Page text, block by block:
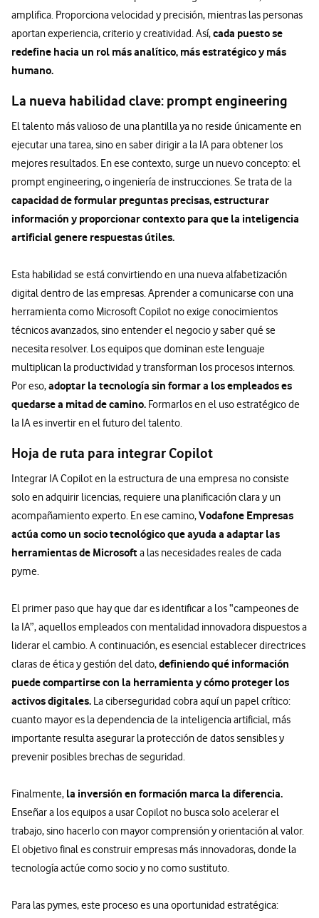
amplifica. Proporciona velocidad y precisión, mientras las personas
aportan experiencia, criterio y creatividad. Así,cada puesto se
redefine hacia un rol más analítico, más estratégico y más
humano.
La nueva habilidad clave: prompt engineering
El talento más valioso de una plantilla ya no reside únicamente en
ejecutar una tarea, sino en saber dirigir a la IA para obtener los
mejores resultados. En ese contexto, surge un nuevo concepto: el
prompt engineering, o ingeniería de instrucciones. Se trata de la
capacidad de formular preguntas precisas, estructurar
información y proporcionar contexto para que la inteligencia
artificial genere respuestas útiles.
Esta habilidad se está convirtiendo en una nueva alfabetización
digital dentro de las empresas. Aprender a comunicarse con una
herramienta como Microsoft Copilot no exige conocimientos
técnicos avanzados, sino entender el negocio y saber qué se
necesita resolver. Los equipos que dominan este lenguaje
multiplican la productividad y transforman los procesos internos.
Por eso,adoptar la tecnología sin formar a los empleados es
quedarse a mitad de camino. Formarlos en el uso estratégico de
la IA es invertir en el futuro del talento.
Hoja de ruta para integrar Copilot
Integrar IA Copilot en la estructura de una empresa no consiste
solo en adquirir licencias, requiere una planificación clara y un
acompañamiento experto. En ese camino,Vodafone Empresas
actúa como un socio tecnológico que ayuda a adaptar las
herramientas de Microsofta las necesidades reales de cada
pyme.
El primer paso que hay que dar es identificar a los “campeones de
la IA”, aquellos empleados con mentalidad innovadora dispuestos a
liderar el cambio. A continuación, es esencial establecer directrices
claras de ética y gestión del dato,definiendo qué información
puede compartirse con la herramienta y cómo proteger los
activos digitales. La ciberseguridad cobra aquí un papel crítico:
cuanto mayor es la dependencia de la inteligencia artificial, más
importante resulta asegurar la protección de datos sensibles y
prevenir posibles brechas de seguridad.
Finalmente, la inversión en formación marca la diferencia.
Enseñar a los equipos a usar Copilot no busca solo acelerar el
trabajo, sino hacerlo con mayor comprensión y orientación al valor.
El objetivo final es construir empresas más innovadoras, donde la
tecnología actúe como socio y no como sustituto.
Para las pymes, este proceso es una oportunidad estratégica: